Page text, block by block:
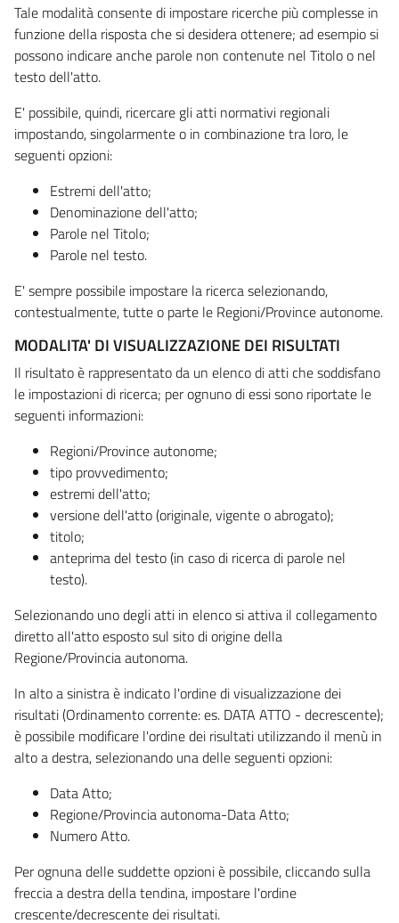
Tale modalità consente di impostare ricerche più complesse in
funzione della risposta che si desidera ottenere; ad esempio si
possono indicare anche parole non contenute nel Titolo o nel
testo dell'atto.
E' possibile, quindi, ricercare gli atti normativi regionali
impostando, singolarmente o in combinazione tra loro, le
seguenti opzioni:
Estremi dell'atto;
Denominazione dell'atto;
Parole nel Titolo;
Parole nel testo.
E' sempre possibile impostare la ricerca selezionando,
contestualmente, tutte o parte le Regioni/Province autonome.
MODALITA' DI VISUALIZZAZIONE DEI RISULTATI
Il risultato è rappresentato da un elenco di atti che soddisfano
le impostazioni di ricerca; per ognuno di essi sono riportate le
seguenti informazioni:
Regioni/Province autonome;
tipo provvedimento;
estremi dell'atto;
versione dell'atto (originale, vigente o abrogato);
titolo;
anteprima del testo (in caso di ricerca di parole nel
testo).
Selezionando uno degli atti in elenco si attiva il collegamento
diretto all'atto esposto sul sito di origine della
Regione/Provincia autonoma.
In alto a sinistra è indicato l'ordine di visualizzazione dei
risultati (Ordinamento corrente: es. DATA ATTO - decrescente);
è possibile modificare l'ordine dei risultati utilizzando il menù in
alto a destra, selezionando una delle seguenti opzioni:
Data Atto;
Regione/Provincia autonoma-Data Atto;
Numero Atto.
Per ognuna delle suddette opzioni è possibile, cliccando sulla
freccia a destra della tendina, impostare l'ordine
crescente/decrescente dei risultati.